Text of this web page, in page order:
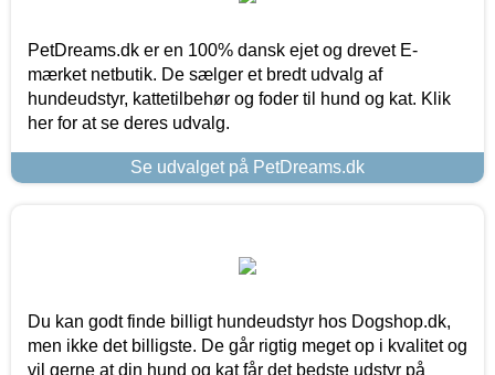
PetDreams.dk er en 100% dansk ejet og drevet E-
mærket netbutik. De sælger et bredt udvalg af
hundeudstyr, kattetilbehør og foder til hund og kat. Klik
her for at se deres udvalg.
Se udvalget på PetDreams.dk
Du kan godt finde billigt hundeudstyr hos Dogshop.dk,
men ikke det billigste. De går rigtig meget op i kvalitet og
vil gerne at din hund og kat får det bedste udstyr på